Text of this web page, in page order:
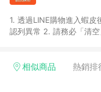
1. 透過LINE購物進入蝦
認列異常 2. 請務必「清
易後，想下第二張訂單，
相似商品 熱銷排